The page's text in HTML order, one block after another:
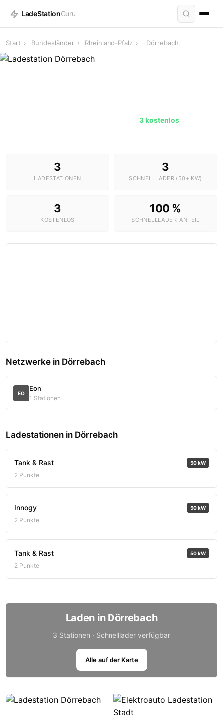
LadeStationGuru
Start › Bundesländer › Rheinland-Pfalz › Dörrebach
3 kostenlos
3
LADESTATIONEN
3
SCHNELLLADER (50+ KW)
3
KOSTENLOS
100 %
SCHNELLLADER-ANTEIL
Netzwerke in Dörrebach
EO
Eon
1 Stationen
Ladestationen in Dörrebach
Tank & Rast 50 kW
2 Punkte
Innogy 50 kW
2 Punkte
Tank & Rast 50 kW
2 Punkte
Laden in Dörrebach
3 Stationen · Schnelllader verfügbar
Alle auf der Karte